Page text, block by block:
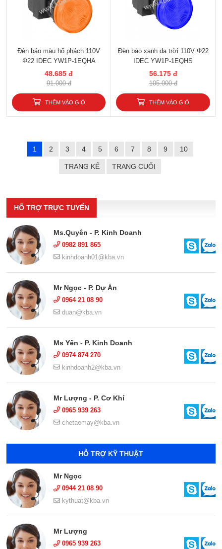
Đèn báo màu hổ phách 110V
Φ22 IDEC YW1P-1EQHA
48.685 đ
91.000 đ
THÊM VÀO GIỎ
Đèn báo xanh da trời 110V Φ22
IDEC YW1P-1EQHS
56.175 đ
105.000 đ
THÊM VÀO GIỎ
1 2 3 4 5 6 7 8 9 10
TRANG KẾ TRANG CUỐI
HỖ TRỢ TRỰC TUYẾN
Ms.Quyên - P. Kinh Doanh
0982 891 865
kinhdoanh01@kba.vn
Mr Ngọc - P. Dự Án
0964 21 08 90
duan@kba.vn
Ms Yến - P. Kinh Doanh
0974 874 270
kinhdoanh2@kba.vn
Mr Lượng - P. Cơ Khí
0965 939 263
chetaomay@kba.vn
HỖ TRỢ KỸ THUẬT
Mr Ngọc
0944 21 08 90
kythuat@kba.vn
Mr Lượng
0965 939 263